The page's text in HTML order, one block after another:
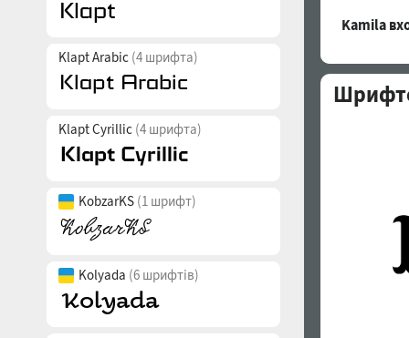
Klapt Arabic (4 шрифта)
Klapt Cyrillic (4 шрифта)
KobzarKS (1 шрифт)
Kolyada (6 шрифтів)
Kamila